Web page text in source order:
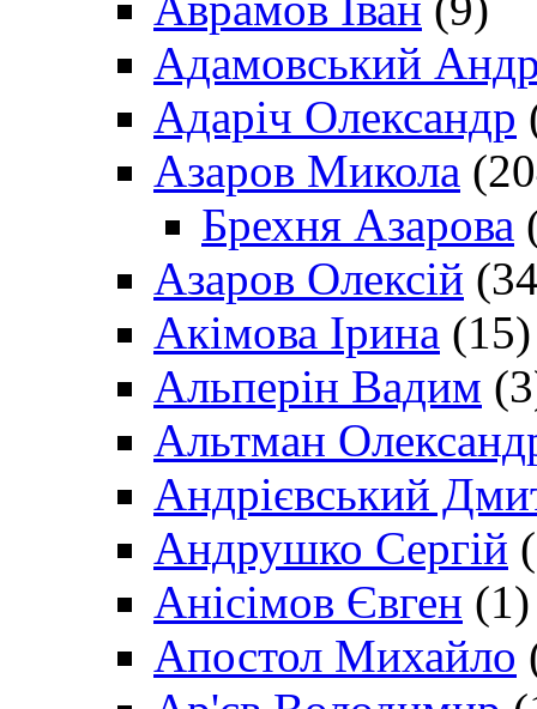
Адамовський
Адаріч Олександр
Азаров Микола
Брехня Азарова
Азаров Олексій
Акімова Ірина (15)
Альперін Вадим
Альтман
Андрієвський
Андрушко Сергій
Анісімов Євген (1)
Апостол Михайло